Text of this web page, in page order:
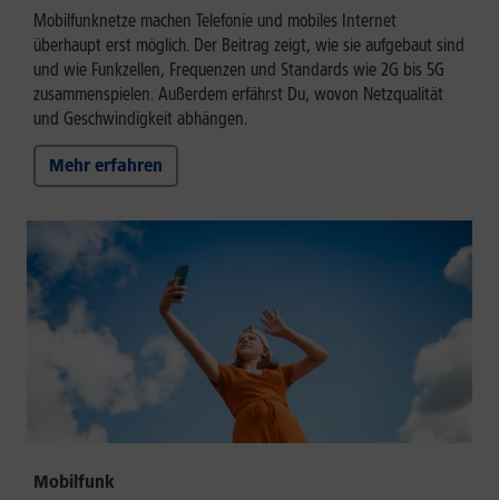
Mobilfunknetze machen Telefonie und mobiles Internet
überhaupt erst möglich. Der Beitrag zeigt, wie sie aufgebaut sind
und wie Funkzellen, Frequenzen und Standards wie 2G bis 5G
zusammenspielen. Außerdem erfährst Du, wovon Netzqualität
und Geschwindigkeit abhängen.
Mehr erfahren
Mobilfunk